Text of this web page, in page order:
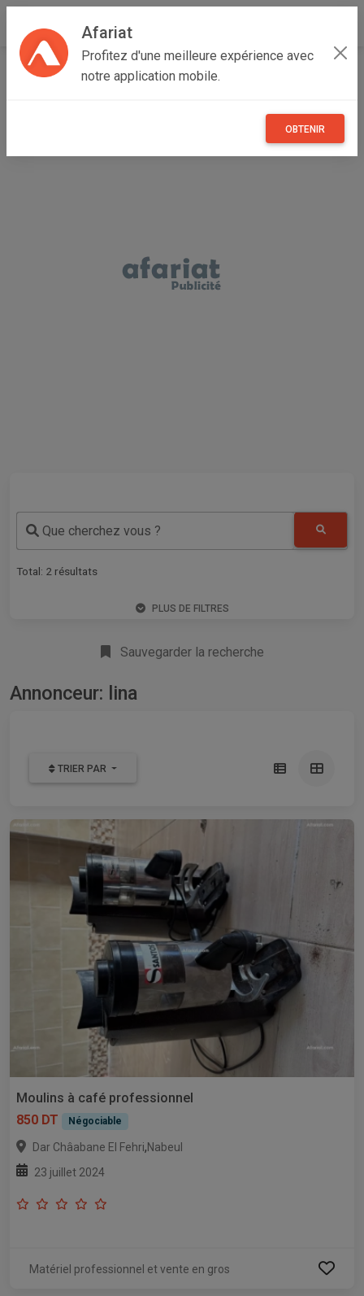
Afariat
Profitez d'une meilleure expérience avec
notre application mobile.
OBTENIR
Accueil Annonceur lina
Que cherchez vous ?
Total: 2 résultats
PLUS DE FILTRES
Sauvegarder la recherche
Annonceur: lina
TRIER PAR
Moulins à café professionnel
850 DT
Négociable
Dar Châabane El Fehri,Nabeul
23 juillet 2024
Matériel professionnel et vente en gros